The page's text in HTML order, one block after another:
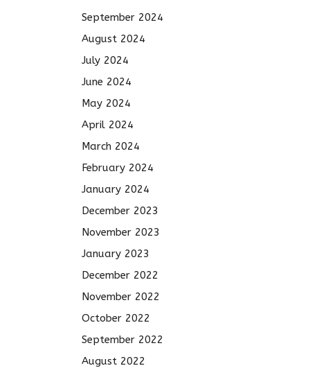
September 2024
August 2024
July 2024
June 2024
May 2024
April 2024
March 2024
February 2024
January 2024
December 2023
November 2023
January 2023
December 2022
November 2022
October 2022
September 2022
August 2022